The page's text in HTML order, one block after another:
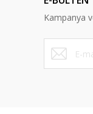
Ürün
Bu
Kampanya